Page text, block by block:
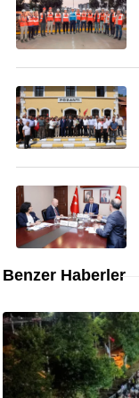
Benzer Haberler